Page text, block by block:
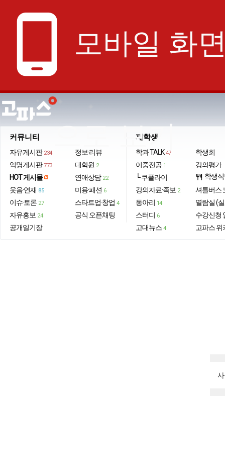
phone_android 모바일 화
으로 보기
커뮤니티
자유게시판 234
익명게시판 773
HOT 게시물
웃음·연재 85
이슈·토론 27
자유홍보 24
공개일기장
정보·리뷰
대학원 2
연애상담 22
미용·패션 6
스타트업·창업 4
공식 오픈채팅
재학생
학과 TALK 47
이중전공 1
└ 쿠플라이
강의자료·족보 2
동아리 14
스터디 6
고대뉴스 4
학생회
강의평가
restaurant 학생
셔틀버스
열람실 (
수강신청
고파스 위